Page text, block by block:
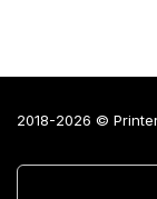
2018-2026 ©